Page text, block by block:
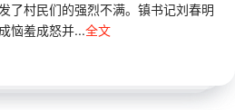
了村民们的强烈不满。镇书记刘春明
恼羞成怒并...全文